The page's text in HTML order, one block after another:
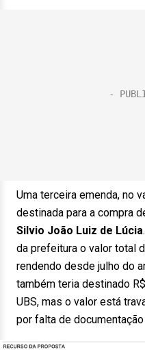
Uma terceira emenda, no
destinada para a compra
Silvio João Luiz de Lúcia
da prefeitura o valor total
rendendo desde julho do
também teria destinado
UBS, mas o valor está
por falta de